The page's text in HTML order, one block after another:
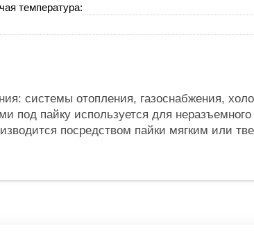
температура:
системы отопления, газоснабжения,
под пайку используется для
посредством пайки мягким или